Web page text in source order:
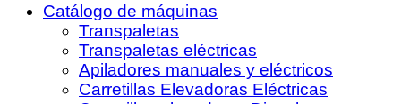
Catálogo de máquinas
Transpaletas
Transpaletas eléctricas
Apiladores manuales y eléctricos
Carretillas Elevadoras Eléctricas